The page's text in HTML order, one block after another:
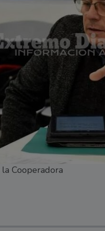
Cooperadora